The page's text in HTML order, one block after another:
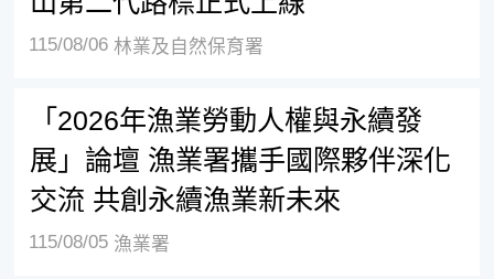
115/08/06 林業及自然保育署
「2026年漁業勞動人權與永續發
展」論壇 漁業署攜手國際夥伴深化
交流 共創永續漁業新未來
115/08/05 漁業署